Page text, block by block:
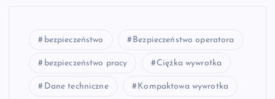
bezpieczeństwo Bezpieczeństwo operatora
bezpieczeństwo pracy Ciężka wywrotka
Dane techniczne Kompaktowa wywrotka